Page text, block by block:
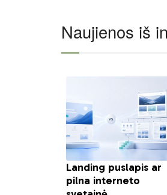
Naujienos iš